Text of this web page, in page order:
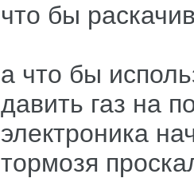
что бы
а что бы
давить газ на
электроника
тормозя